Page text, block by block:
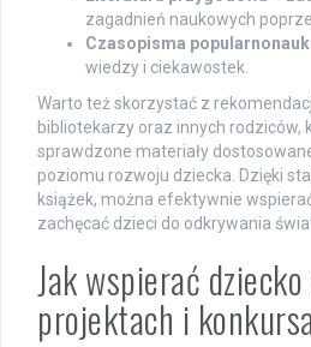
zagadnień naukowych
Czasopisma
wiedzy i ciekawostek.
Warto też skorzystać z
bibliotekarzy oraz innych rodziców,
sprawdzone materiały
poziomu rozwoju dziecka. Dzięki
książek, można efektywnie
zachęcać dzieci do odkrywania
Jak wspierać
projektach i